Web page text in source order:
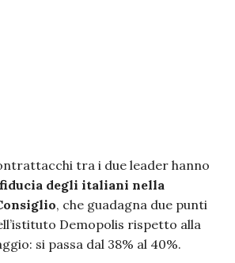
tra i due leader hanno
degli italiani nella
, che guadagna due punti
Demopolis rispetto alla
si passa dal 38% al 40%.